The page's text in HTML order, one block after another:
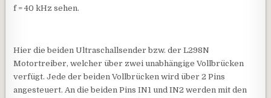
f = 40 kHz sehen.
Hier die beiden Ultraschallsender bzw. der L298N
Motortreiber, welcher über zwei unabhängige Vollbrücken
verfügt. Jede der beiden Vollbrücken wird über 2 Pins
angesteuert. An die beiden Pins IN1 und IN2 werden mit den